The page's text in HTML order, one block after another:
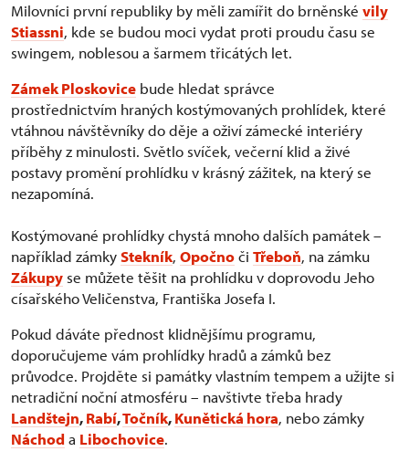
Milovníci první republiky by měli zamířit do brněnské vily
Stiassni, kde se budou moci vydat proti proudu času se
swingem, noblesou a šarmem třicátých let.
Zámek Ploskovice bude hledat správce
prostřednictvím hraných kostýmovaných prohlídek, které
vtáhnou návštěvníky do děje a oživí zámecké interiéry
příběhy z minulosti. Světlo svíček, večerní klid a živé
postavy promění prohlídku v krásný zážitek, na který se
nezapomíná.
Kostýmované prohlídky chystá mnoho dalších památek –
například zámkyStekník, Opočnoči Třeboň, na zámku
Zákupy se můžete těšit na prohlídku v doprovodu Jeho
císařského Veličenstva, Františka Josefa I.
Pokud dáváte přednost klidnějšímu programu,
doporučujeme vám prohlídky hradů a zámků bez
průvodce. Projděte si památky vlastním tempem a užijte si
netradiční noční atmosféru – navštivte třeba hrady
Landštejn,Rabí,Točník,Kunětická hora, nebo zámky
Náchoda Libochovice.